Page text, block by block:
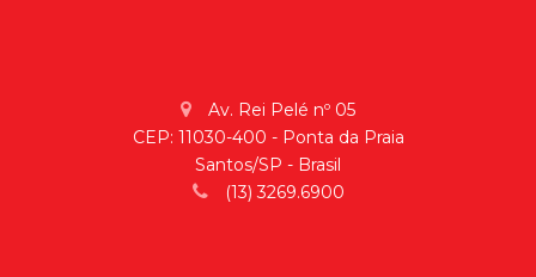
Av. Rei Pelé nº 05
CEP: 11030-400 - Ponta da Praia
Santos/SP - Brasil
(13) 3269.6900